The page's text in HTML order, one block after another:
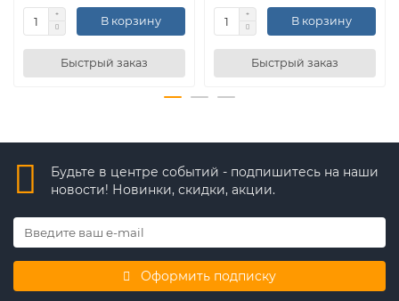
В корзину
Быстрый заказ
В корзину
Быстрый заказ
Будьте в центре событий - подпишитесь на наши
новости! Новинки, скидки, акции.
Оформить подписку